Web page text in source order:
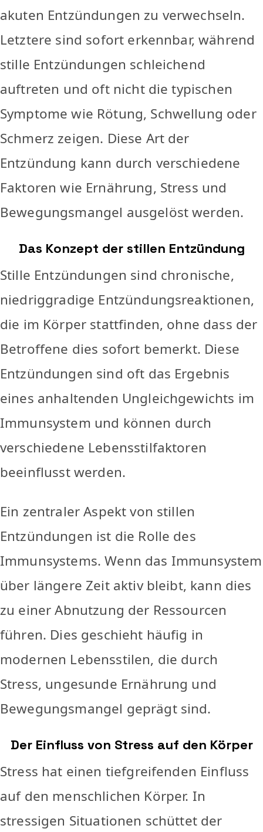
akuten Entzündungen zu verwechseln.
Letztere sind sofort erkennbar, während
stille Entzündungen schleichend
auftreten und oft nicht die typischen
Symptome wie Rötung, Schwellung oder
Schmerz zeigen. Diese Art der
Entzündung kann durch verschiedene
Faktoren wie Ernährung, Stress und
Bewegungsmangel ausgelöst werden.
Das Konzept der stillen Entzündung
Stille Entzündungen sind chronische,
niedriggradige Entzündungsreaktionen,
die im Körper stattfinden, ohne dass der
Betroffene dies sofort bemerkt. Diese
Entzündungen sind oft das Ergebnis
eines anhaltenden Ungleichgewichts im
Immunsystem und können durch
verschiedene Lebensstilfaktoren
beeinflusst werden.
Ein zentraler Aspekt von stillen
Entzündungen ist die Rolle des
Immunsystems. Wenn das Immunsystem
über längere Zeit aktiv bleibt, kann dies
zu einer Abnutzung der Ressourcen
führen. Dies geschieht häufig in
modernen Lebensstilen, die durch
Stress, ungesunde Ernährung und
Bewegungsmangel geprägt sind.
Der Einfluss von Stress auf den Körper
Stress hat einen tiefgreifenden Einfluss
auf den menschlichen Körper. In
stressigen Situationen schüttet der